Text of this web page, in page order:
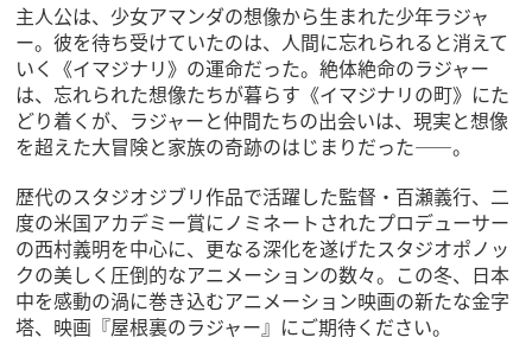
主人公は、少女アマンダの想像から生まれた少年ラジャ
ー。彼を待ち受けていたのは、人間に忘れられると消えて
いく《イマジナリ》の運命だった。絶体絶命のラジャー
は、忘れられた想像たちが暮らす《イマジナリの町》にた
どり着くが、ラジャーと仲間たちの出会いは、現実と想像
を超えた大冒険と家族の奇跡のはじまりだった――。
歴代のスタジオジブリ作品で活躍した監督・百瀬義行、二
度の米国アカデミー賞にノミネートされたプロデューサー
の西村義明を中心に、更なる深化を遂げたスタジオポノッ
クの美しく圧倒的なアニメーションの数々。この冬、日本
中を感動の渦に巻き込むアニメーション映画の新たな金字
塔、映画『屋根裏のラジャー』にご期待ください。